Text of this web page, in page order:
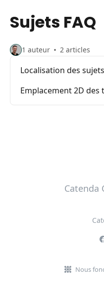
Sujets FAQ
1 auteur 2 articles
Localisation des
Emplacement 2D des
Catenda
Nous